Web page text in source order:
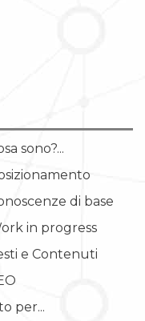
sono?...
di base
in progress
e Contenuti
per...